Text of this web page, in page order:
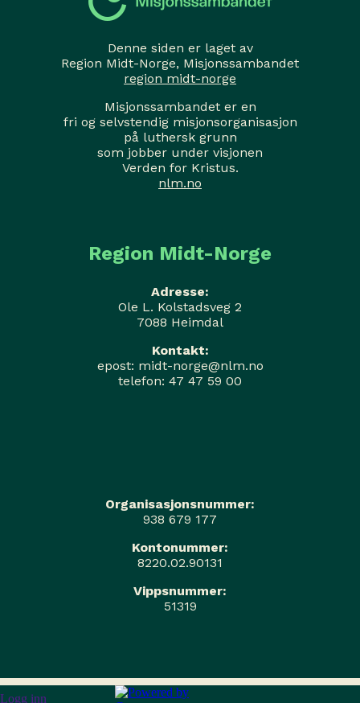
Denne siden er laget av
Region Midt-Norge, Misjonssambandet
region midt-norge
Misjonssambandet er en
fri og selvstendig misjonsorganisasjon
på luthersk grunn
som jobber under visjonen
Verden for Kristus.
nlm.no
Region Midt-Norge
Adresse:
Ole L. Kolstadsveg 2
7088 Heimdal
Kontakt:
epost: midt-norge@nlm.no
telefon: 47 47 59 00
Organisasjonsnummer:
938 679 177
Kontonummer:
8220.02.90131
Vippsnummer:
51319
Logg inn